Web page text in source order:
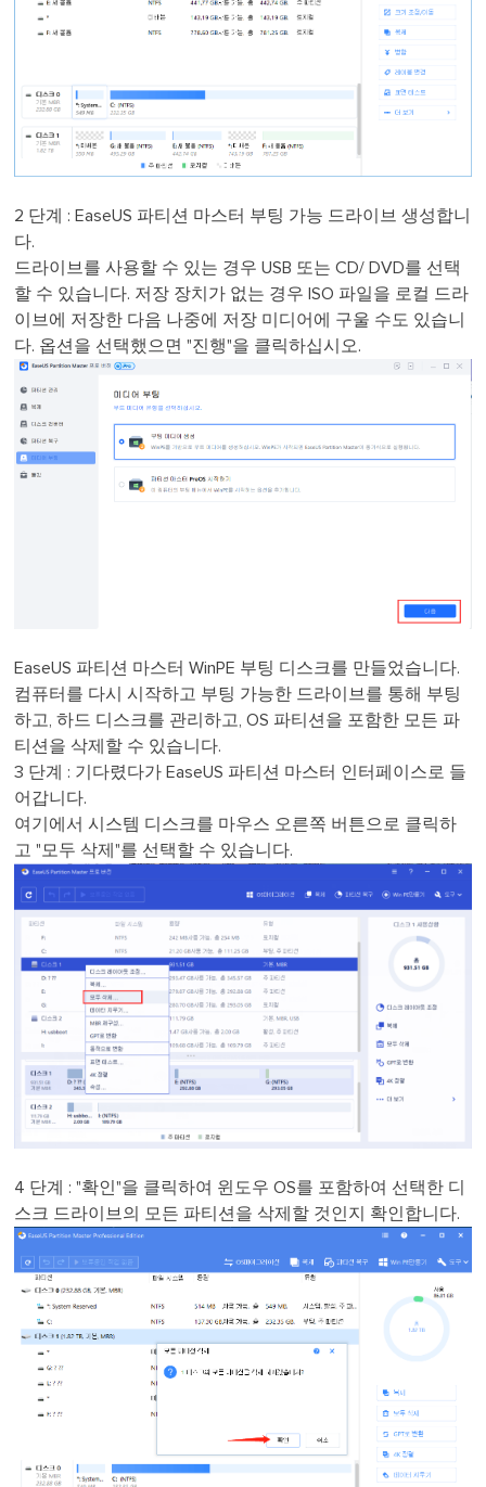
2 단계 : EaseUS 파티션 마스터 부팅 가능 드라이브 생성합니
다.
드라이브를 사용할 수 있는 경우 USB 또는 CD/ DVD를 선택
할 수 있습니다. 저장 장치가 없는 경우 ISO 파일을 로컬 드라
이브에 저장한 다음 나중에 저장 미디어에 구울 수도 있습니
다. 옵션을 선택했으면 "진행"을 클릭하십시오.
EaseUS 파티션 마스터 WinPE 부팅 디스크를 만들었습니다.
컴퓨터를 다시 시작하고 부팅 가능한 드라이브를 통해 부팅
하고, 하드 디스크를 관리하고, OS 파티션을 포함한 모든 파
티션을 삭제할 수 있습니다.
3 단계 : 기다렸다가 EaseUS 파티션 마스터 인터페이스로 들
어갑니다.
여기에서 시스템 디스크를 마우스 오른쪽 버튼으로 클릭하
고 "모두 삭제"를 선택할 수 있습니다.
4 단계 : "확인"을 클릭하여 윈도우 OS를 포함하여 선택한 디
스크 드라이브의 모든 파티션을 삭제할 것인지 확인합니다.